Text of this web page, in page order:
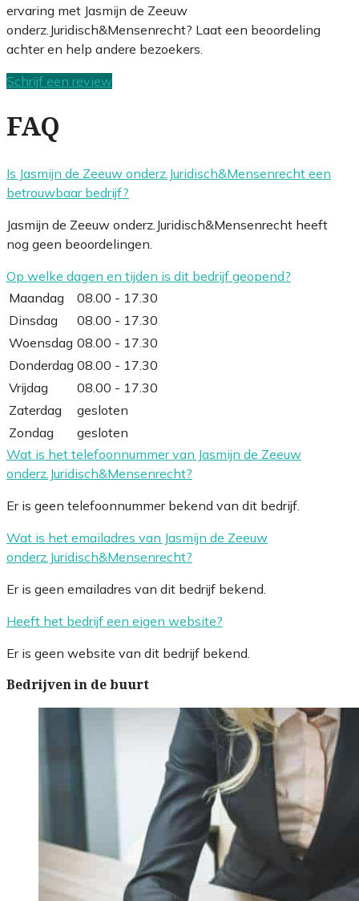
ervaring met Jasmijn de Zeeuw
onderz.Juridisch&Mensenrecht? Laat een beoordeling
achter en help andere bezoekers.
Schrijf een review
FAQ
Is Jasmijn de Zeeuw onderz.Juridisch&Mensenrecht een
betrouwbaar bedrijf?
Jasmijn de Zeeuw onderz.Juridisch&Mensenrecht heeft
nog geen beoordelingen.
Op welke dagen en tijden is dit bedrijf geopend?
Maandag
08.00 - 17.30
Dinsdag
08.00 - 17.30
Woensdag 08.00 - 17.30
Donderdag 08.00 - 17.30
Vrijdag
08.00 - 17.30
Zaterdag
gesloten
Zondag
gesloten
Wat is het telefoonnummer van Jasmijn de Zeeuw
onderz.Juridisch&Mensenrecht?
Er is geen telefoonnummer bekend van dit bedrijf.
Wat is het emailadres van Jasmijn de Zeeuw
onderz.Juridisch&Mensenrecht?
Er is geen emailadres van dit bedrijf bekend.
Heeft het bedrijf een eigen website?
Er is geen website van dit bedrijf bekend.
Bedrijven in de buurt